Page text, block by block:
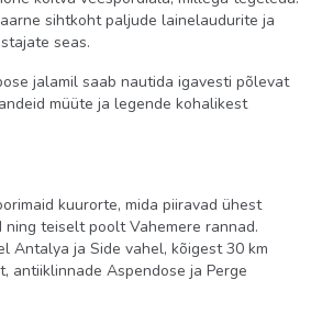
tasuline
sihtkoht paljude lainelaudurite ja
seas.
jalamil saab nautida igavesti põlevat
müüte ja legende kohalikest
kuurorte, mida piiravad ühest
ning teiselt poolt Vahemere rannad.
Antalya ja Side vahel, kõigest 30 km
antiiklinnade Aspendose ja Perge